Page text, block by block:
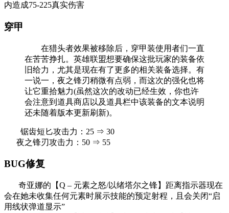
内造成75-225真实伤害
穿甲
在猎头者效果被移除后，穿甲装使用者们一直
在苦苦挣扎。英雄联盟想要确保这批玩家的装备依
旧给力，尤其是现在有了更多的相关装备选择。有
一说一，夜之锋刃稍微有点弱，而这次的强化也将
让它重拾魅力(虽然这次的改动已经生效，你也许
会注意到道具商店以及道具栏中该装备的文本说明
还未随着版本更新刷新)。
锯齿短匕攻击力：25 ⇒ 30
夜之锋刃攻击力：50 ⇒ 55
BUG修复
奇亚娜的【Q – 元素之怒/以绪塔尔之锋】距离指示器现在
会在她未收集任何元素时展示技能的预定射程，且会关闭“启
用线状弹道显示”